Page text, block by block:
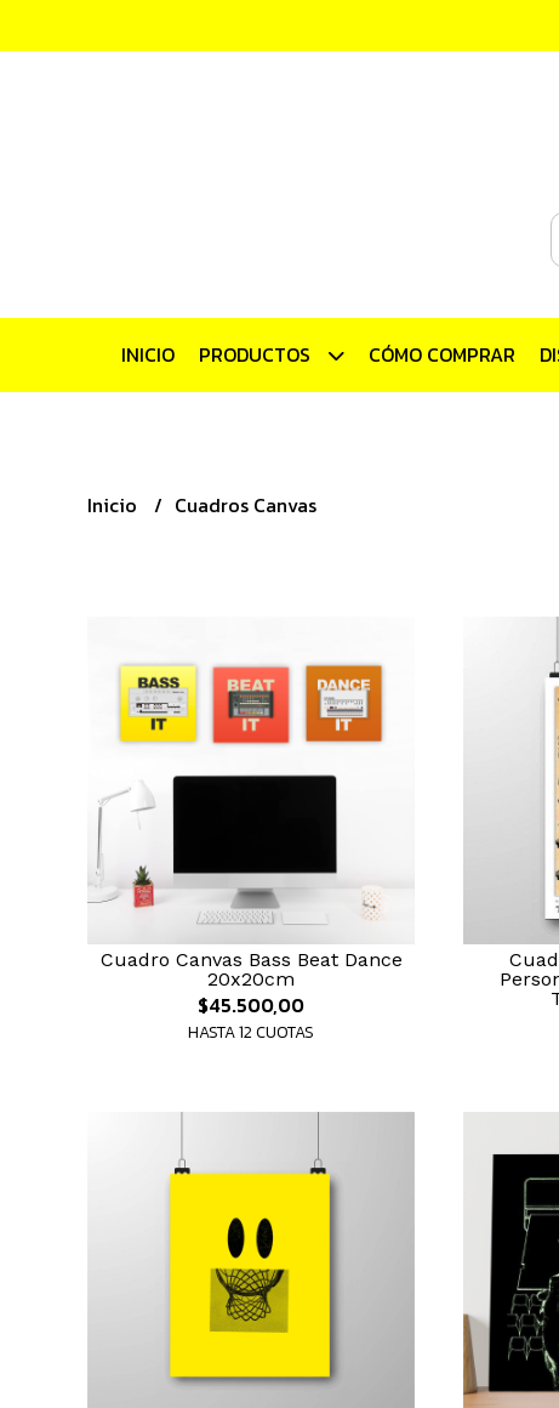
INICIO PRODUCTOS CÓMO COMPRAR
Inicio Cuadros Canvas
Cuadro Canvas Bass Beat Dance
20x20cm
$45.500,00
HASTA 12 CUOTAS